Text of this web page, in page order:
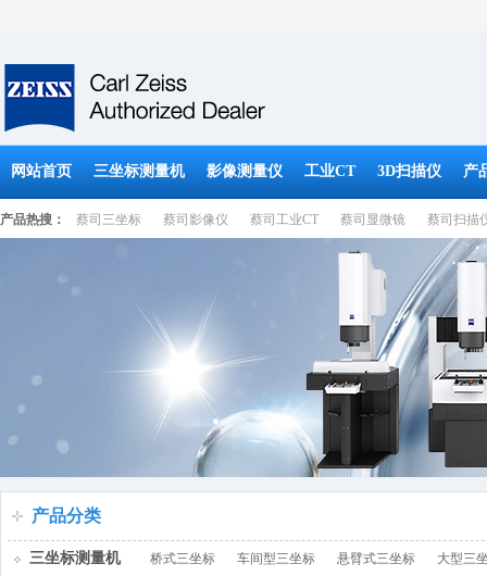
网站首页 三坐标测量机 影像测量仪 工业CT 3D扫描仪 产
产品热搜： 蔡司三坐标 蔡司影像仪 蔡司工业CT 蔡司显微镜 蔡司扫描
百叶窗图片
产品分类
三坐标测量机 桥式三坐标 车间型三坐标 悬臂式三坐标 大型三